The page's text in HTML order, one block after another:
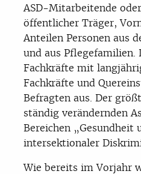
ASD-Mitarbeitende
öffentlicher Träger,
Anteilen Personen aus
und aus Pflegefamilien.
Fachkräfte mit
Fachkräfte und
Befragten aus. Der
ständig verändernden
Bereichen „Gesundheit
intersektionaler
Wie bereits im Vorjahr